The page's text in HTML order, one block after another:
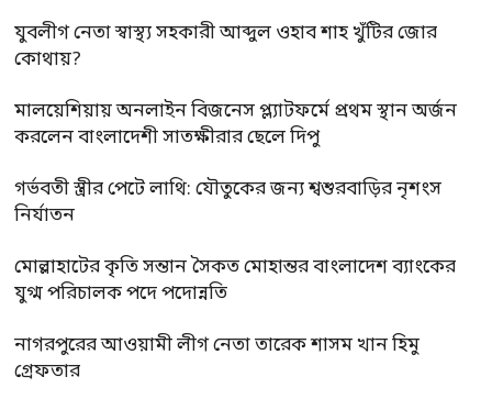
যুবলীগ নেতা স্বাস্থ্য সহকারী আব্দুল ওহাব শাহ খুঁটির জোর
কোথায়?
মালয়েশিয়ায় অনলাইন বিজনেস প্ল্যাটফর্মে প্রথম স্থান অর্জন
করলেন বাংলাদেশী সাতক্ষীরার ছেলে দিপু
গর্ভবতী স্ত্রীর পেটে লাথি: যৌতুকের জন্য শ্বশুরবাড়ির নৃশংস
নির্যাতন
মোল্লাহাটের কৃতি সন্তান সৈকত মোহান্তর বাংলাদেশ ব্যাংকের
যুগ্ম পরিচালক পদে পদোন্নতি
নাগরপুরের আওয়ামী লীগ নেতা তারেক শাসম খান হিমু
গ্রেফতার